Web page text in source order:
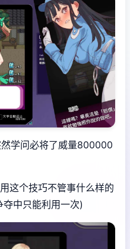
学问必将了威量800000
这个技巧不管事什么样的
中只能利用一次)